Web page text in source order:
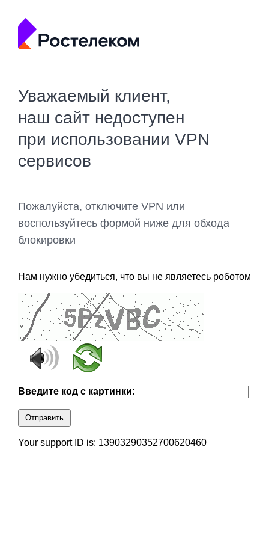
Уважаемый клиент,
наш сайт недоступен
при использовании VPN
сервисов
Пожалуйста, отключите VPN или
воспользуйтесь формой ниже для обхода
блокировки
Нам нужно убедиться, что вы не являетесь роботом
Введите код с картинки:
Отправить
Your support ID is: 13903290352700620460